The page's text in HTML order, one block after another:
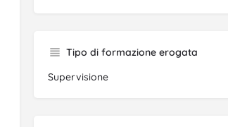
Tipo di formazione erogata
Supervisione